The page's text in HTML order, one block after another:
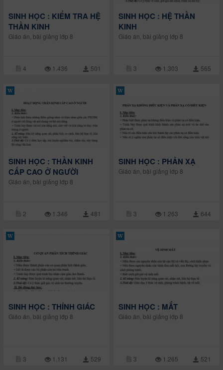
SINH HỌC : KIỂM TRA HỆ
THẦN KINH
Giáo án, bài giảng lớp 8
4 1.436 501
SINH HỌC : HỆ THẦN
KINH
Giáo án, bài giảng lớp 8
3 1.303 565
SINH HỌC : THẦN KINH
CẤP CAO Ở NGƯỜI
Giáo án, bài giảng lớp 8
2 1.346 481
SINH HỌC : PHẢN XẠ
Giáo án, bài giảng lớp 8
3 1.263 644
SINH HỌC : THÍNH GIÁC
Giáo án, bài giảng lớp 8
3 1.131 529
SINH HỌC : MẮT
Giáo án, bài giảng lớp 8
3 1.265 521